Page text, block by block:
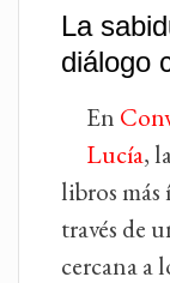
La
diálogo
En
Lucía,
libros más
través de
cercana a